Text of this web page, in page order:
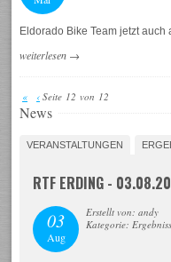
Eldorado Bike Team jetzt auch
weiterlesen →
« ‹ Seite 12 von 12
News
VERANSTALTUNGEN
RTF ERDING -
03
Aug
Erstellt von: andy
Kategorie: